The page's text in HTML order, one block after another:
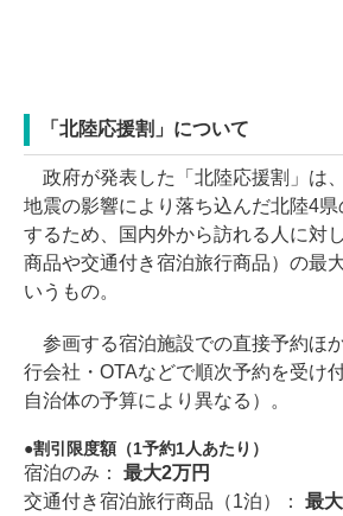
「北陸応援割」について
政府が発表した「北陸応援割」は
地震の影響により落ち込んだ北陸4
するため、国内外から訪れる人に対
商品や交通付き宿泊旅行商品）の最
いうもの。
参画する宿泊施設での直接予約ほ
行会社・OTAなどで順次予約を受け
自治体の予算により異なる）。
割引限度額（1予約1人あたり）
宿泊のみ：
最大2万円
交通付き宿泊旅行商品（1泊）：
最